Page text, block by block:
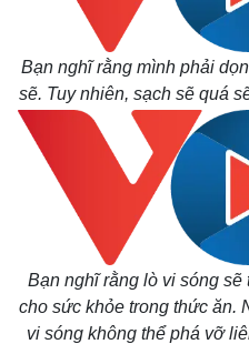
Bạn nghĩ rằng mình phải
sẽ. Tuy nhiên, sạch sẽ quá
Bạn nghĩ rằng lò vi sóng
cho sức khỏe trong thức ăn.
vi sóng không thể phá vỡ